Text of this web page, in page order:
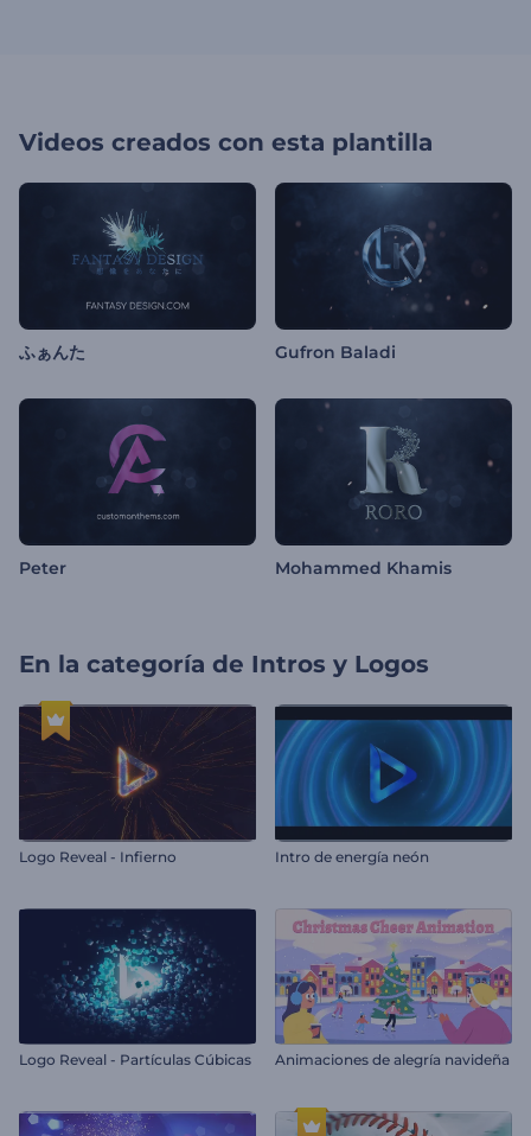
Videos creados con esta plantilla
ふぁんた Gufron Baladi
Peter Mohammed Khamis
En la categoría de Intros y Logos
Logo Reveal - Infierno Intro de energía neón
Logo Reveal - Partículas Cúbicas Animaciones de alegría navideña